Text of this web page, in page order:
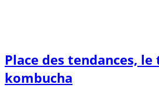
Place des tendances,
kombucha